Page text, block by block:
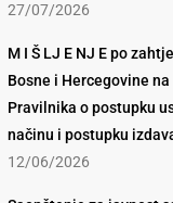
27/07/2026
M I Š LJ E NJ E po
Bosne i Hercegovine
Pravilnika o postupku
načinu i postupku
12/06/2026